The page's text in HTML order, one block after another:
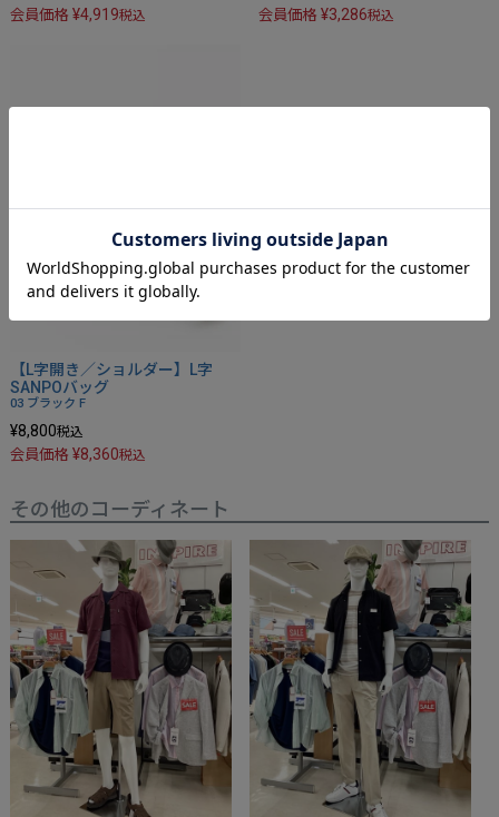
会員価格 ¥4,919税込 会員価格 ¥3,286税込
【L字開き／ショルダー】L字
SANPOバッグ
03 ブラック F
¥8,800税込
会員価格 ¥8,360税込
その他のコーディネート